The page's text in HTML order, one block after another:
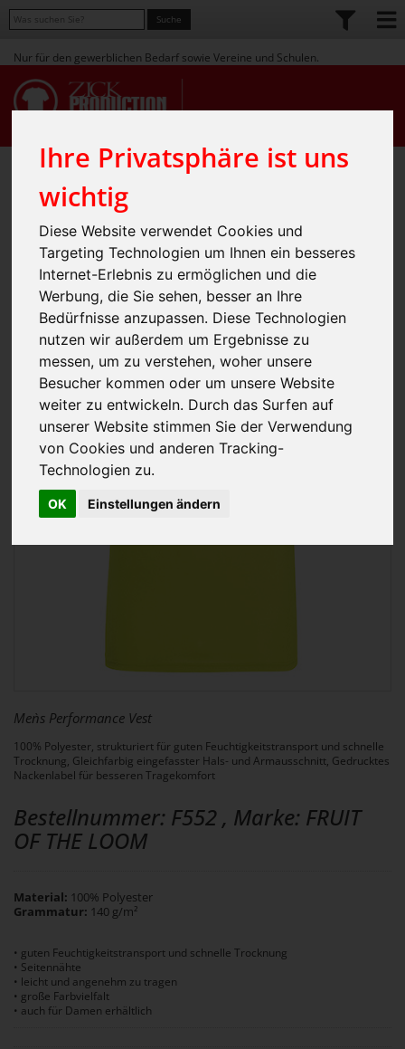
Ihre Privatsphäre ist uns
wichtig
Diese Website verwendet Cookies und
Targeting Technologien um Ihnen ein besseres
Internet-Erlebnis zu ermöglichen und die
Werbung, die Sie sehen, besser an Ihre
Bedürfnisse anzupassen. Diese Technologien
nutzen wir außerdem um Ergebnisse zu
messen, um zu verstehen, woher unsere
Besucher kommen oder um unsere Website
weiter zu entwickeln. Durch das Surfen auf
unserer Website stimmen Sie der Verwendung
von Cookies und anderen Tracking-
Technologien zu.
OK Einstellungen ändern
Nur für den gewerblichen Bedarf sowie Vereine und Schulen.
Home»Shop » Bekleidung» Sportswear
Men`s Performance Vest
Men`s Performance Vest
100% Polyester, strukturiert für guten Feuchtigkeitstransport und schnelle
Trocknung, Gleichfarbig eingefasster Hals- und Armausschnitt, Gedrucktes
Nackenlabel für besseren Tragekomfort
Bestellnummer: F552 , Marke: FRUIT
OF THE LOOM
Material: 100% Polyester
Grammatur: 140 g/m²
• guten Feuchtigkeitstransport und schnelle Trocknung
• Seitennähte
• leicht und angenehm zu tragen
• große Farbvielfalt
• auch für Damen erhältlich